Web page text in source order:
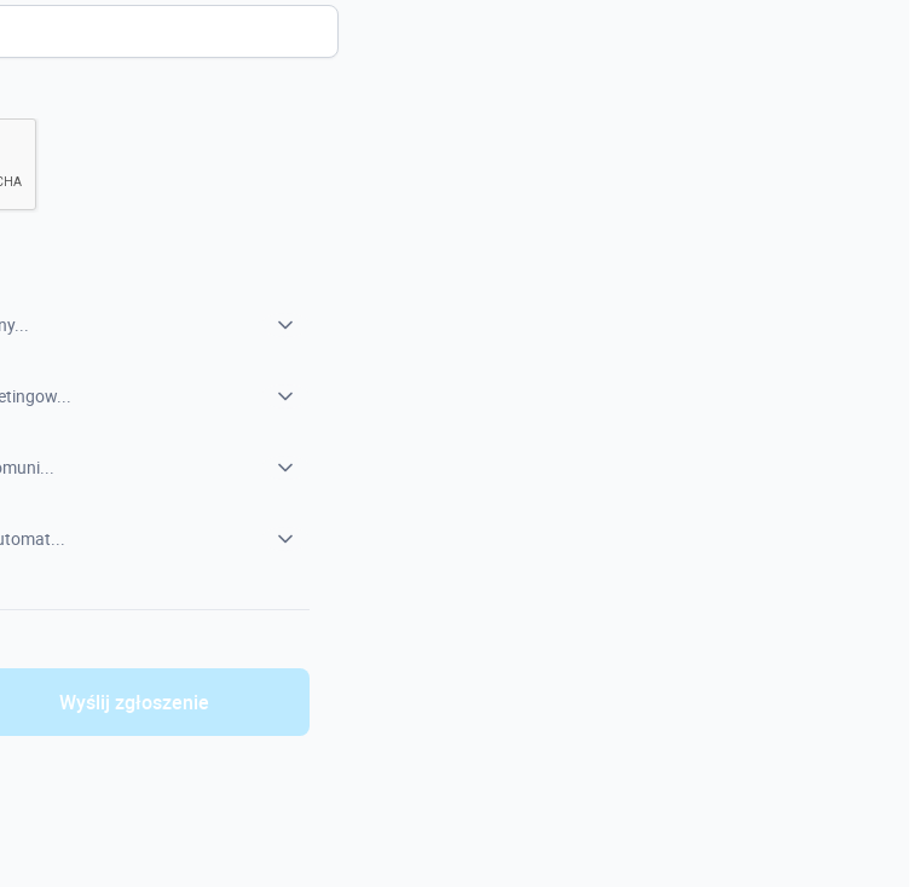
Wyślij zgłoszenie